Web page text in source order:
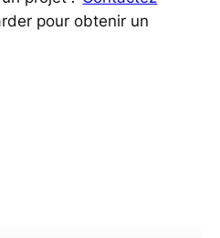
pour obtenir un